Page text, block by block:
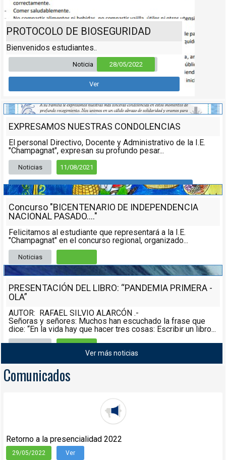
PROTOCOLO DE BIOSEGURIDAD
Bienvenidos estudiantes..
Noticia 28/05/2022
Ver
EXPRESAMOS NUESTRAS CONDOLENCIAS
El personal Directivo, Docente y Administrativo de la I.E.
"Champagnat", expresan su profundo pesar...
Noticias 11/08/2021
Leer más
Concurso "BICENTENARIO DE INDEPENDENCIA
NACIONAL PASADO...."
Felicitamos al estudiante que representará a la I.E.
"Champagnat" en el concurso regional, organizado...
Noticias
Leer más
PRESENTACIÓN DEL LIBRO: “PANDEMIA PRIMERA -
OLA”
AUTOR: RAFAEL SILVIO ALARCÓN .-
Señoras y señores: Muchos han escuchado la frase que
dice: “En la vida hay que hacer tres cosas: Escribir un libro...
Leer más
Ver más noticias
Comunicados
Retorno a la presencialidad 2022
29/05/2022 Ver